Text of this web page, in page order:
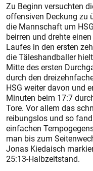
Zu Beginn versuchten
offensiven Deckung zu
die Mannschaft um
beirren und drehte
Laufes in den ersten
die Täleshandballer
Mitte des ersten
durch den
HSG weiter davon und
Minuten beim 17:7
Tore. Vor allem das
reibungslos und so
einfachen
man bis zum
Jonas Kiedaisch
25:13-Halbzeitstand.